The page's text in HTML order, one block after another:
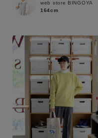
web store BINGOYA
164cm